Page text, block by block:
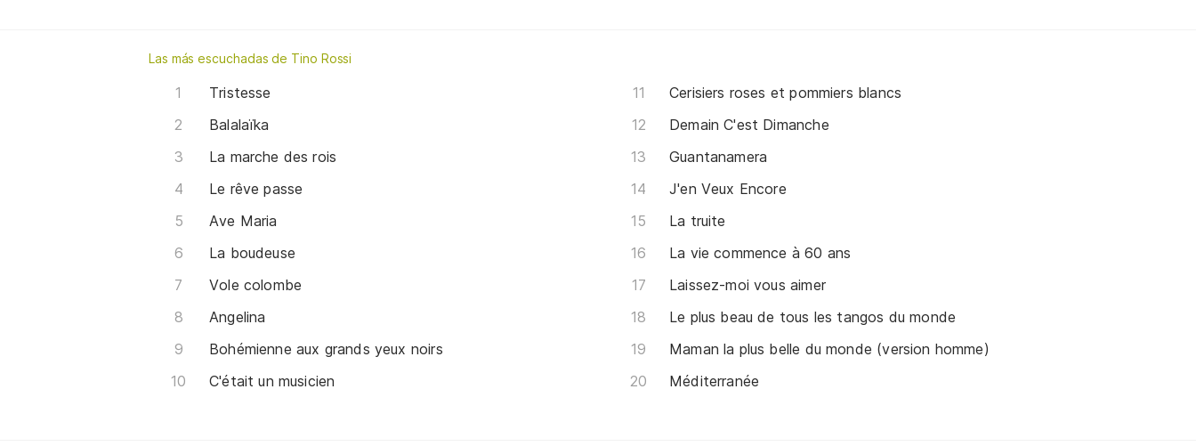
Las más escuchadas de Tino Rossi
Tristesse
Balalaïka
La marche des rois
Le rêve passe
Ave Maria
La boudeuse
Vole colombe
Angelina
Bohémienne aux grands yeux noirs
C'était un musicien
Cerisiers roses et pommiers blancs
Demain C'est Dimanche
Guantanamera
J'en Veux Encore
La truite
La vie commence à 60 ans
Laissez-moi vous aimer
Le plus beau de tous les tangos du monde
Maman la plus belle du monde (version homme)
Méditerranée